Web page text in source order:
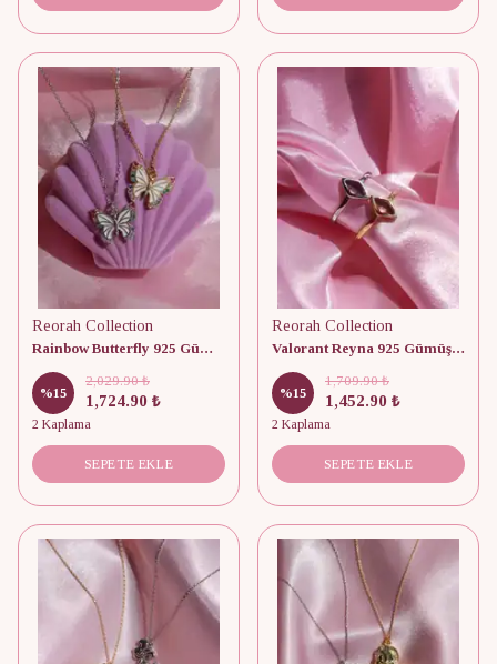
Reorah Collection
Rainbow Butterfly 925 Gümüş Kolye
%15
2,029.90 ₺
1,724.90 ₺
2 Kaplama
SEPETE EKLE
Reorah Collection
Valorant Reyna 925 Gümüş Yüzük
%15
1,709.90 ₺
1,452.90 ₺
2 Kaplama
SEPETE EKLE